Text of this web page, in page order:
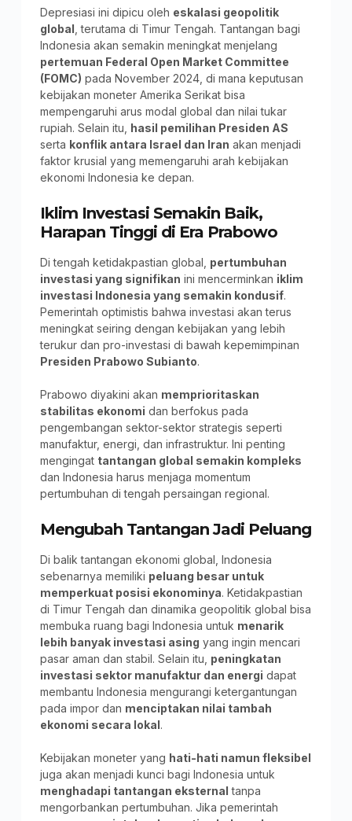
Depresiasi ini dipicu oleh eskalasi geopolitik
global , terutama di Timur Tengah. Tantangan bagi
Indonesia akan semakin meningkat menjelang
pertemuan Federal Open Market Committee
(FOMC) pada November 2024, di mana keputusan
kebijakan moneter Amerika Serikat bisa
mempengaruhi arus modal global dan nilai tukar
rupiah. Selain itu, hasil pemilihan Presiden AS
serta konflik antara Israel dan Iran akan menjadi
faktor krusial yang memengaruhi arah kebijakan
ekonomi Indonesia ke depan.
Iklim Investasi Semakin Baik,
Harapan Tinggi di Era Prabowo
Di tengah ketidakpastian global, pertumbuhan
investasi yang signifikan ini mencerminkan iklim
investasi Indonesia yang semakin kondusif.
Pemerintah optimistis bahwa investasi akan terus
meningkat seiring dengan kebijakan yang lebih
terukur dan pro-investasi di bawah kepemimpinan
Presiden Prabowo Subianto.
Prabowo diyakini akan memprioritaskan
stabilitas ekonomi dan berfokus pada
pengembangan sektor-sektor strategis seperti
manufaktur, energi, dan infrastruktur. Ini penting
mengingat tantangan global semakin kompleks
dan Indonesia harus menjaga momentum
pertumbuhan di tengah persaingan regional.
Mengubah Tantangan Jadi Peluang
Di balik tantangan ekonomi global, Indonesia
sebenarnya memiliki peluang besar untuk
memperkuat posisi ekonominya. Ketidakpastian
di Timur Tengah dan dinamika geopolitik global bisa
membuka ruang bagi Indonesia untuk menarik
lebih banyak investasi asing yang ingin mencari
pasar aman dan stabil. Selain itu, peningkatan
investasi sektor manufaktur dan energi dapat
membantu Indonesia mengurangi ketergantungan
pada impor dan menciptakan nilai tambah
ekonomi secara lokal.
Kebijakan moneter yang hati-hati namun fleksibel
juga akan menjadi kunci bagi Indonesia untuk
menghadapi tantangan eksternal tanpa
mengorbankan pertumbuhan. Jika pemerintah